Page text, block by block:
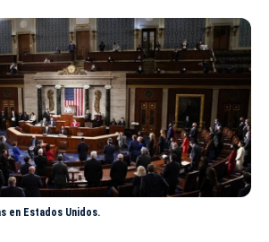
en Estados Unidos.